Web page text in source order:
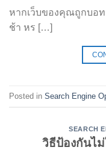
หากเว็บของคุณถูกบอ
ช้า หร […]
Posted in Search Engine
SEARCH
วิธีป้องกันไ